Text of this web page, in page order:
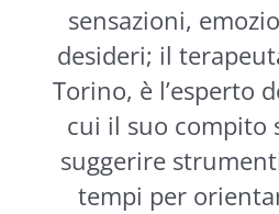
sensazioni,
desideri; il
Torino, è l’esperto
cui il suo compito
suggerire
tempi per